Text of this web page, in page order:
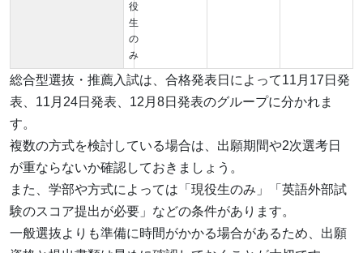
役
生
の
み
総合型選抜・推薦入試は、合格発表日によって11月17日発
表、11月24日発表、12月8日発表のグループに分かれま
す。
複数の方式を検討している場合は、出願期間や2次選考日
が重ならないか確認しておきましょう。
また、学部や方式によっては「現役生のみ」「英語外部試
験のスコア提出が必要」などの条件があります。
一般選抜よりも準備に時間がかかる場合があるため、出願